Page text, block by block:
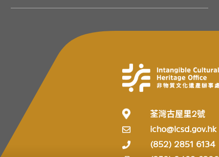
荃灣古屋里2號
icho@lcsd.gov.hk
(852) 2851 6134